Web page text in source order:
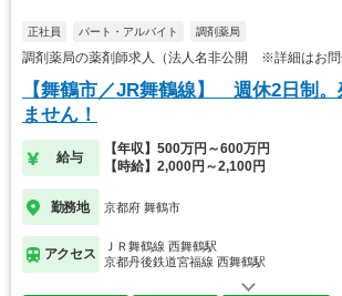
正社員 パート・アルバイト 調剤薬局
調剤薬局の薬剤師求人（法人名非公開 ※詳細はお問
【舞鶴市／JR舞鶴線】 週休2日制。
ません！
給与
【年収】500万円～600万円
【時給】2,000円～2,100円
勤務地 京都府 舞鶴市
アクセス
ＪＲ舞鶴線 西舞鶴駅
京都丹後鉄道宮福線 西舞鶴駅